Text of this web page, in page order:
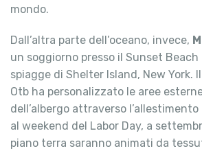
mondo.
Dall’altra parte dell’oceano, invece,
un soggiorno presso il Sunset Beach
spiagge di Shelter Island, New York.
Otb ha personalizzato le aree
dell’albergo attraverso l’allestimento
al weekend del Labor Day, a
piano terra saranno animati da